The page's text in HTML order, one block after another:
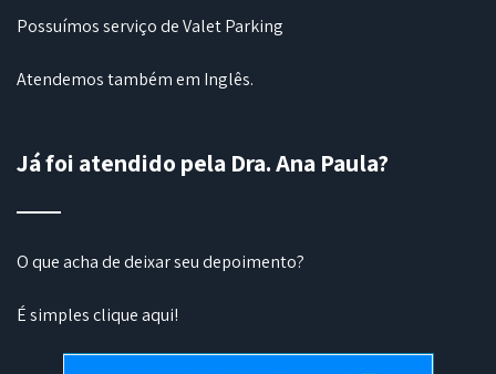
Possuímos serviço de Valet Parking
Atendemos também em Inglês.
Já foi atendido pela Dra. Ana Paula?
O que acha de deixar seu depoimento?
É simplesclique aqui!